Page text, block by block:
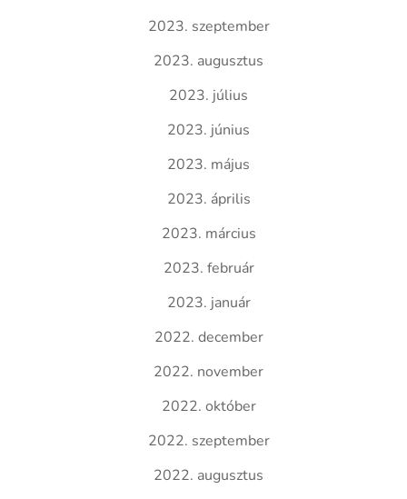
2023. szeptember
2023. augusztus
2023. július
2023. június
2023. május
2023. április
2023. március
2023. február
2023. január
2022. december
2022. november
2022. október
2022. szeptember
2022. augusztus